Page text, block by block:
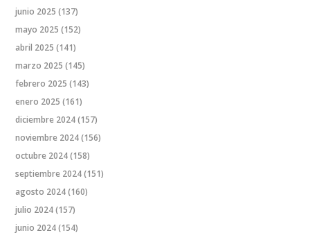
junio 2025 (137)
mayo 2025 (152)
abril 2025 (141)
marzo 2025 (145)
febrero 2025 (143)
enero 2025 (161)
diciembre 2024(157)
noviembre 2024(156)
octubre 2024(158)
septiembre 2024(151)
agosto 2024(160)
julio 2024(157)
junio 2024(154)